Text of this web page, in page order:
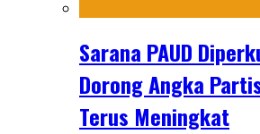
Sarana PAUD
Dorong Angka
Terus Meningkat